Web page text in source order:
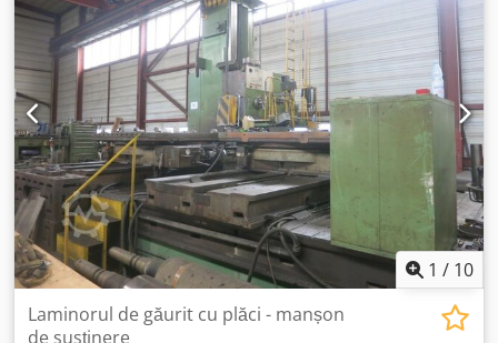
Sistem de răcire Datele tehnice sunt informații furnizate
de producător sau de operator și, prin urmare, nu au
caracter obligatoriu pentru noi. Ne rezervăm dreptul de
vânzare anterioară; se aplică exclusiv condițiile noastre
generale de vânzare. Despre noi: - peste 400 de utilaje
proprii în stoc - peste 15.000 m² spațiu de depozitare,
capacitate macarală până la 70 t - peste 10.000 de articole
accesorii pentru atelierul dvs. Dacă doriți să vindeți utilaje,
linii de producție sau întreaga afacere, vă rugăm să ne
contactați. Alte oferte puteți găsi pe site-ul nostru. Vizionări
sunt posibile cu programare. Vă așteptăm cu drag!
Csdsyqvqropfx Ag Teha Echipa Markus Hirsch
1 / 10
Laminorul de găurit cu plăci - manșon
de susținere